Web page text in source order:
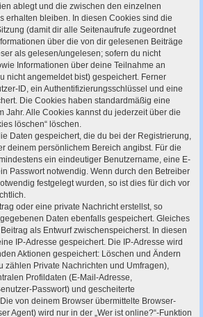
ablegt und die zwischen den einzelnen
erhalten bleiben. In diesen Cookies sind die
(damit dir alle Seitenaufrufe zugeordnet
über die von dir gelesenen Beiträge
als gelesen/ungelesen; sofern du nicht
Informationen über deine Teilnahme an
nicht angemeldet bist) gespeichert. Ferner
ID, ein Authentifizierungsschlüssel und eine
Die Cookies haben standardmäßig eine
Jahr. Alle Cookies kannst du jederzeit über die
löschen“ löschen.
Daten gespeichert, die du bei der Registrierung,
deinem persönlichem Bereich angibst. Für die
ein eindeutiger Benutzername, eine E-
Passwort notwendig. Wenn durch den Betreiber
festgelegt wurden, so ist dies für dich vor
oder eine private Nachricht erstellst, so
Daten ebenfalls gespeichert. Gleiches
als Entwurf zwischenspeicherst. In diesen
IP-Adresse gespeichert. Die IP-Adresse wird
Aktionen gespeichert: Löschen und Ändern
zählen Private Nachrichten und Umfragen),
Profildaten (E-Mail-Adresse,
Passwort) und gescheiterte
von deinem Browser übermittelte Browser-
Agent) wird nur in der „Wer ist online?“-Funktion